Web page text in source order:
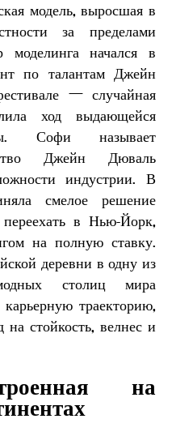
модель, выросшая в
за пределами
начался в
по талантам Джейн
— случайная
ход выдающейся
Софи называет
Джейн Дюваль
индустрии. В
смелое решение
в Нью-Йорк,
на полную ставку.
деревни в одну из
столиц мира
траекторию,
стойкость, велнес и
на